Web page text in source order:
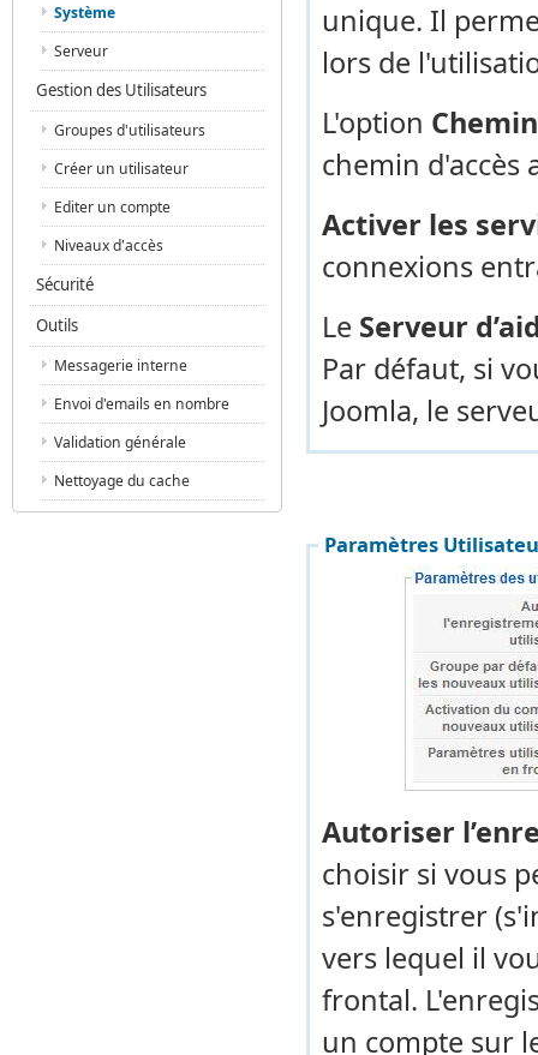
unique. Il
lors de
L'option
chemin d'accès
Activer les
connexions
Le Serveur
Par défaut, si
Joomla, le
Paramètres
Autoriser
choisir si vous
s'enregistrer
vers lequel il
frontal.
un compte sur
Système
Serveur
Gestion des Utilisateurs
Groupes d'utilisateurs
Créer un utilisateur
Editer un compte
Niveaux d'accès
Sécurité
Outils
Messagerie interne
Envoi d'emails en nombre
Validation générale
Nettoyage du cache